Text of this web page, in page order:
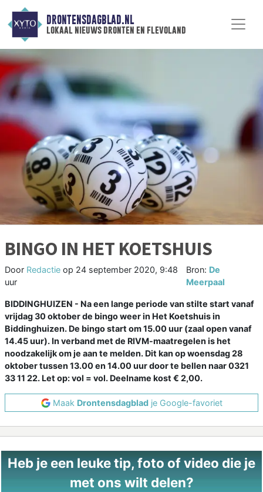
DRONTENSDAGBLAD.NL
lokaal nieuws dronten en flevoland
BINGO IN HET KOETSHUIS
Door Redactie op 24 september 2020, 9:48
uur
Bron: De
Meerpaal
BIDDINGHUIZEN - Na een lange periode van stilte start vanaf
vrijdag 30 oktober de bingo weer in Het Koetshuis in
Biddinghuizen. De bingo start om 15.00 uur (zaal open vanaf
14.45 uur). In verband met de RIVM-maatregelen is het
noodzakelijk om je aan te melden. Dit kan op woensdag 28
oktober tussen 13.00 en 14.00 uur door te bellen naar 0321
33 11 22. Let op: vol = vol. Deelname kost € 2,00.
Maak Drontensdagbladje Google-favoriet
Heb je een leuke tip, foto of video die je
met ons wilt delen?